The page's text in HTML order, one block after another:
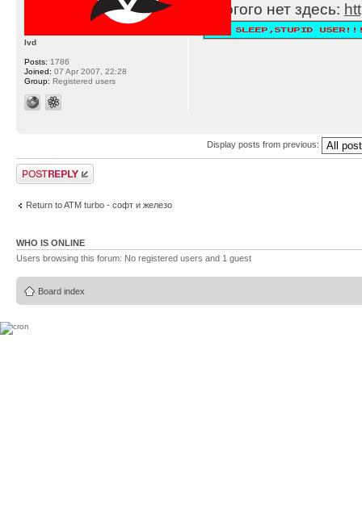
Многого нет здесь:
lvd
Posts: 1786
Joined: 07 Apr 2007, 22:28
Group: Registered users
Display posts from previous:
Post a reply
Return to ATM turbo - софт и железо
WHO IS ONLINE
Users browsing this forum: No registered users and 1 guest
Board index